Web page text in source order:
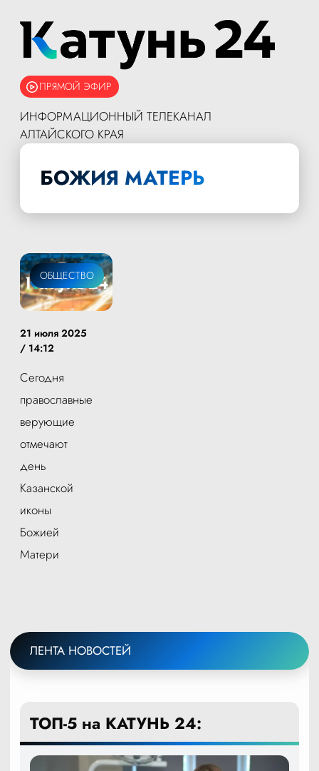
ПРЯМОЙ ЭФИР
ИНФОРМАЦИОННЫЙ ТЕЛЕКАНАЛ
АЛТАЙСКОГО КРАЯ
БОЖИЯ МАТЕРЬ
ОБЩЕСТВО
21 июля 2025
/ 14:12
Сегодня
православные
верующие
отмечают
день
Казанской
иконы
Божией
Матери
ЛЕНТА НОВОСТЕЙ
ТОП-5 на КАТУНЬ 24: